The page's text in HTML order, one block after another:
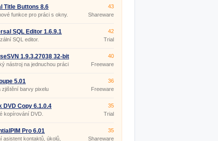
Title Buttons 8.6
funkce pro práci s okny.
43
Shareware
SQL Editor 1.6.9.1
SQL editor.
42
Trial
1.9.3.27038 32-bit
nástroj na jednuchou práci
40
Freeware
5.01
zjištění barvy pixelu
36
Freeware
DVD Copy 6.1.0.4
kopírování DVD.
35
Trial
Pro 6.01
asistent kontaktů, úkolů,
35
Shareware